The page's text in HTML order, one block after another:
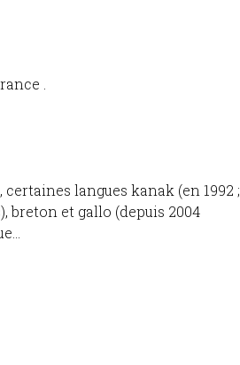
.
langues kanak (en 1992 ;
breton et gallo (depuis 2004